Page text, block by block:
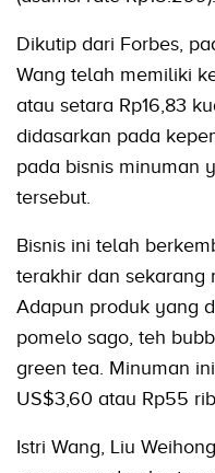
Dikutip dari Forbes,
Wang telah memiliki
atau setara Rp16,83
didasarkan pada
pada bisnis minuman
tersebut.
Bisnis ini telah
terakhir dan sekarang
Adapun produk yang
pomelo sago, teh
green tea. Minuman
US$3,60 atau Rp55
Istri Wang, Liu